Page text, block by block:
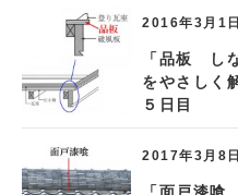
2016年3月1日
「品板 し
をやさしく
５日目
2017年3月8日